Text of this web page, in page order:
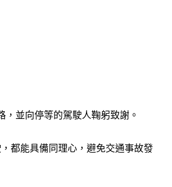
並向停等的駕駛人鞠躬致謝。
都能具備同理心，避免交通事故發